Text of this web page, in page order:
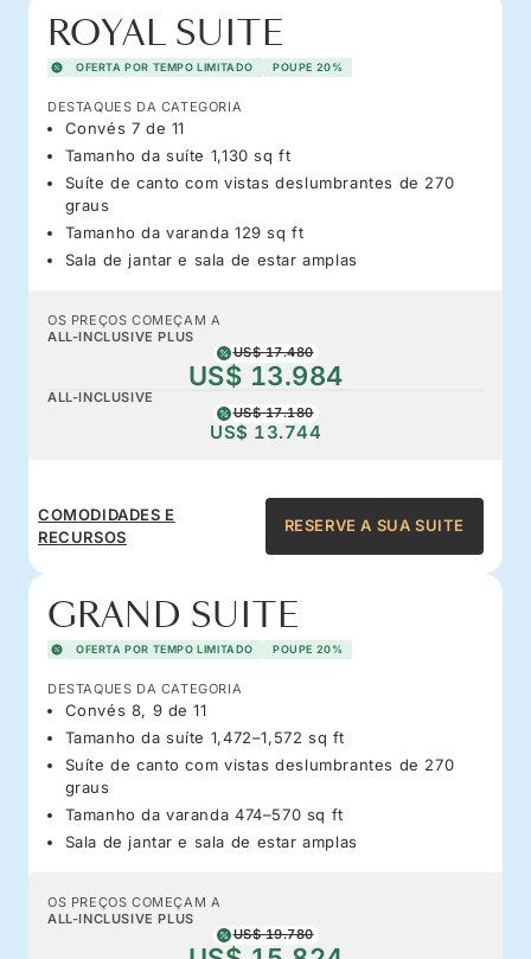
ROYAL SUITE
OFERTA POR TEMPO LIMITADO POUPE 20%
DESTAQUES DA CATEGORIA
Convés 7 de 11
Tamanho da suíte 1,130 sq ft
Suíte de canto com vistas deslumbrantes de 270
graus
Tamanho da varanda 129 sq ft
Sala de jantar e sala de estar amplas
OS PREÇOS COMEÇAM A
ALL-INCLUSIVE PLUS
US$ 17.480
US$ 13.984
ALL-INCLUSIVE
US$ 17.180
US$ 13.744
COMODIDADES E
RECURSOS
RESERVE A SUA SUITE
GRAND SUITE
OFERTA POR TEMPO LIMITADO POUPE 20%
DESTAQUES DA CATEGORIA
Convés 8, 9 de 11
Tamanho da suíte 1,472–1,572 sq ft
Suíte de canto com vistas deslumbrantes de 270
graus
Tamanho da varanda 474–570 sq ft
Sala de jantar e sala de estar amplas
OS PREÇOS COMEÇAM A
ALL-INCLUSIVE PLUS
US$ 19.780